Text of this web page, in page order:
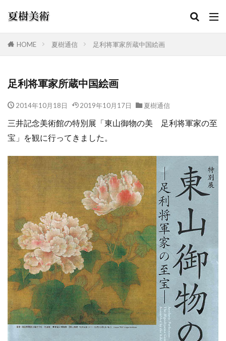
HOME 夏樹通信 足利将軍家所蔵中国絵画
足利将軍家所蔵中国絵画
2014年10月18日 2019年10月17日 夏樹通信
三井記念美術館の特別展「東山御物の美 足利将軍家の至
宝」を観に行ってきました。
カテゴリー
検索